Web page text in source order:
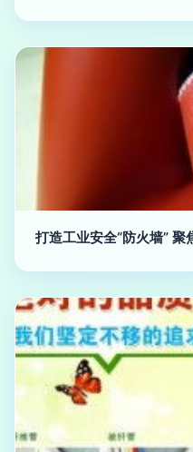
打造工业安全“防火墙”